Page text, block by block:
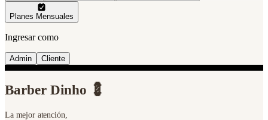
Planes Mensuales
Ingresar como
Admin Cliente
Barber Dinho 💈
La mejor atención,